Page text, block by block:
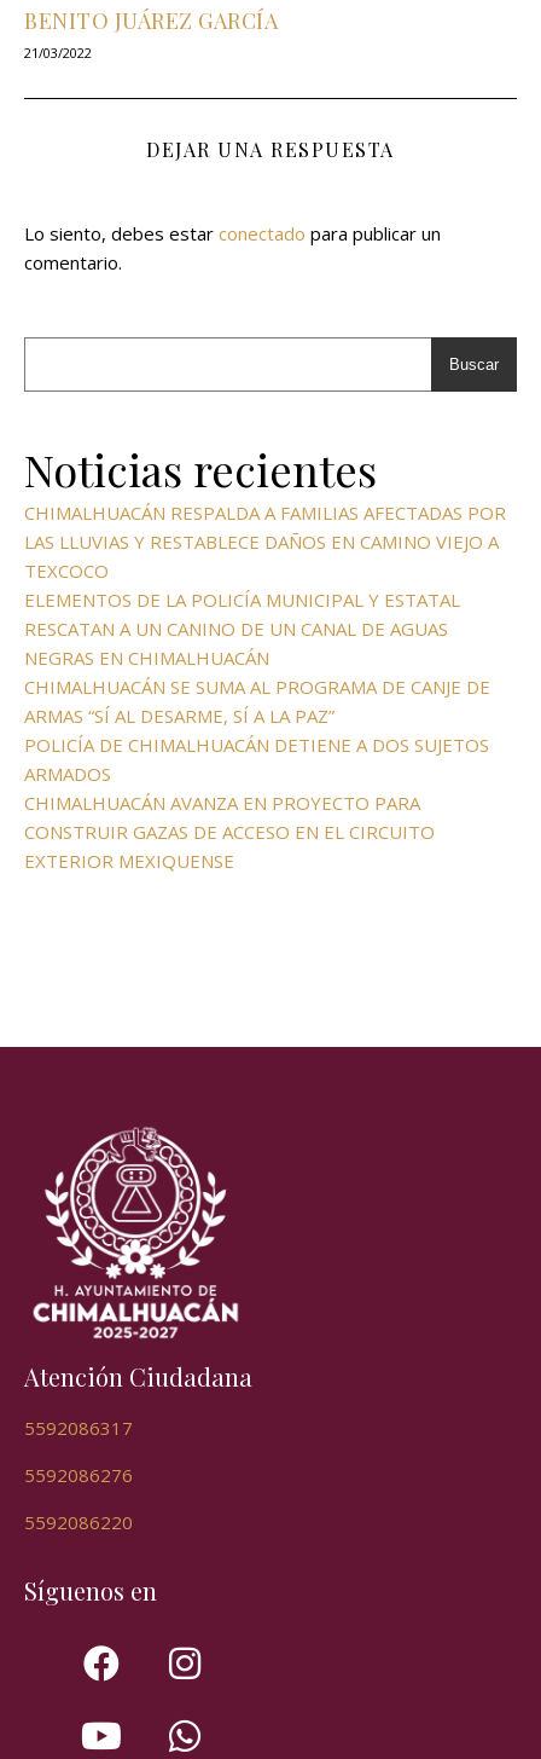
BENITO JUÁREZ GARCÍA
21/03/2022
DEJAR UNA RESPUESTA
Lo siento, debes estar conectado para publicar un
comentario.
Buscar
Noticias recientes
CHIMALHUACÁN RESPALDA A FAMILIAS AFECTADAS POR
LAS LLUVIAS Y RESTABLECE DAÑOS EN CAMINO VIEJO A
TEXCOCO
ELEMENTOS DE LA POLICÍA MUNICIPAL Y ESTATAL
RESCATAN A UN CANINO DE UN CANAL DE AGUAS
NEGRAS EN CHIMALHUACÁN
CHIMALHUACÁN SE SUMA AL PROGRAMA DE CANJE DE
ARMAS “SÍ AL DESARME, SÍ A LA PAZ”
POLICÍA DE CHIMALHUACÁN DETIENE A DOS SUJETOS
ARMADOS
CHIMALHUACÁN AVANZA EN PROYECTO PARA
CONSTRUIR GAZAS DE ACCESO EN EL CIRCUITO
EXTERIOR MEXIQUENSE
Atención Ciudadana
5592086317
5592086276
5592086220
Síguenos en